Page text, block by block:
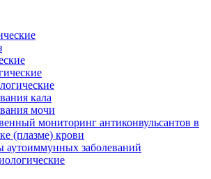
кала
мочи
мониторинг антиконвульсантов в
(плазме) крови
аутоиммунных заболеваний